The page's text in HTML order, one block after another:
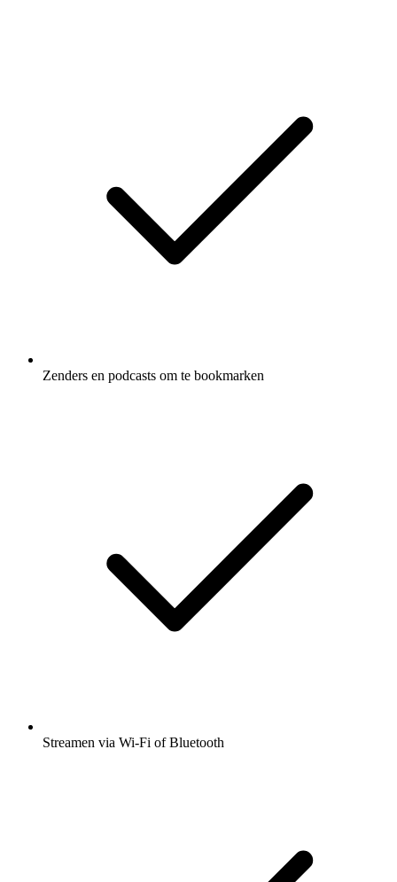
Zenders en podcasts om te bookmarken
Streamen via Wi-Fi of Bluetooth